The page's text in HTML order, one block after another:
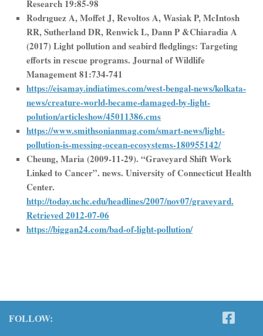
Research 19:85-98
Rodrıguez A, Moffet J, Revoltos A, Wasiak P, McIntosh
RR, Sutherland DR, Renwick L, Dann P &Chiaradia A
(2017) Light pollution and seabird fledglings: Targeting
efforts in rescue programs. Journal of Wildlife
Management 81:734-741
https://eisamay.indiatimes.com/west-bengal-news/kolkata-
news/creature-world-became-damaged-by-light-
polution/articleshow/45011386.cms
https://www.smithsonianmag.com/smart-news/light-
pollution-is-messing-ocean-ecosystems-180955142/
Cheung, Maria (2009-11-29). “Graveyard Shift Work
Linked to Cancer”. news. University of Connecticut Health
Center.
http://today.uchc.edu/headlines/2007/nov07/graveyard.
Retrieved 2012-07-06
https://biggan24.com/bad-of-light-pollution/
FOLLOW: